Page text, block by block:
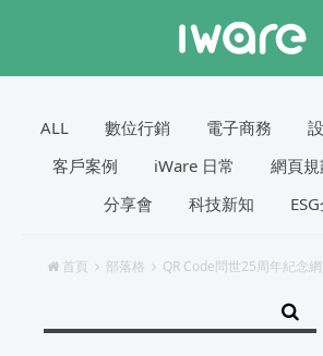
ALL 數位行銷 電子商務
客戶案例
iWare 日常 網頁規
分享會
科技新知
首頁 部落格 QR Code問世25周年紀念